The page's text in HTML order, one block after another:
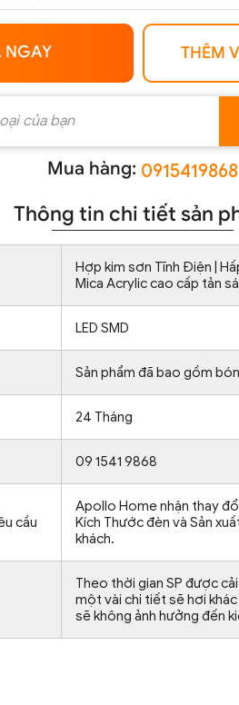
NGAY THÊM
Mua hàng: 0915419868
Thông tin chi tiết sản
Hợp kim sơn Tĩnh Điện |
Mica Acrylic cao cấp tản
LED SMD
Sản phẩm đã bao gồm
24 Tháng
09 1541 9868
cầu
Apollo Home nhận thay
Kích Thước đèn và Sản
khách.
Theo thời gian SP được
một vài chi tiết sẽ hơi
sẽ không ảnh hưởng đến